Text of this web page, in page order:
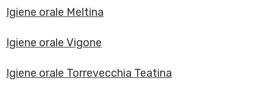
Igiene orale Meltina
Igiene orale Vigone
Igiene orale Torrevecchia Teatina